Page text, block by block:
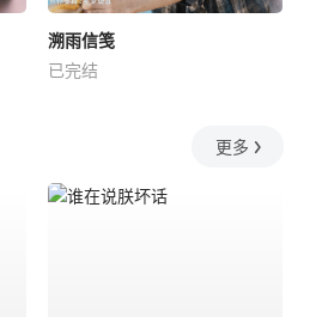
溯雨信笺
已完结
更多